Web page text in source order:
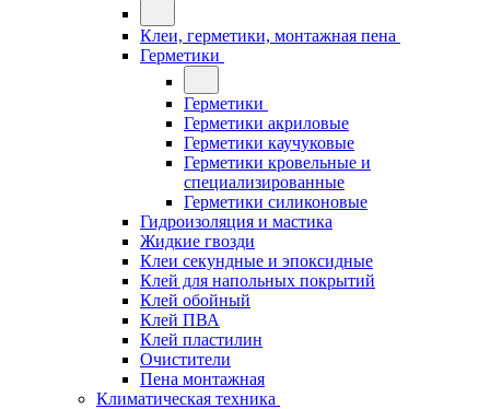
Клеи, герметики, монтажная пена
Герметики
Герметики
Герметики акриловые
Герметики каучуковые
Герметики кровельные и
специализированные
Герметики силиконовые
Гидроизоляция и мастика
Жидкие гвозди
Клеи секундные и эпоксидные
Клей для напольных покрытий
Клей обойный
Клей ПВА
Клей пластилин
Очистители
Пена монтажная
Климатическая техника